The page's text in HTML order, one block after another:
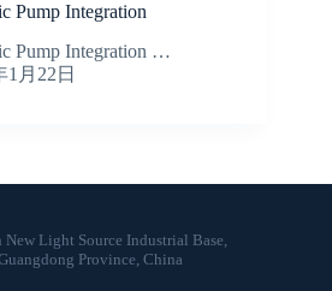
Pump Integration
Pump Integration …
1月22日
Light Source Industrial Base,
Province, China